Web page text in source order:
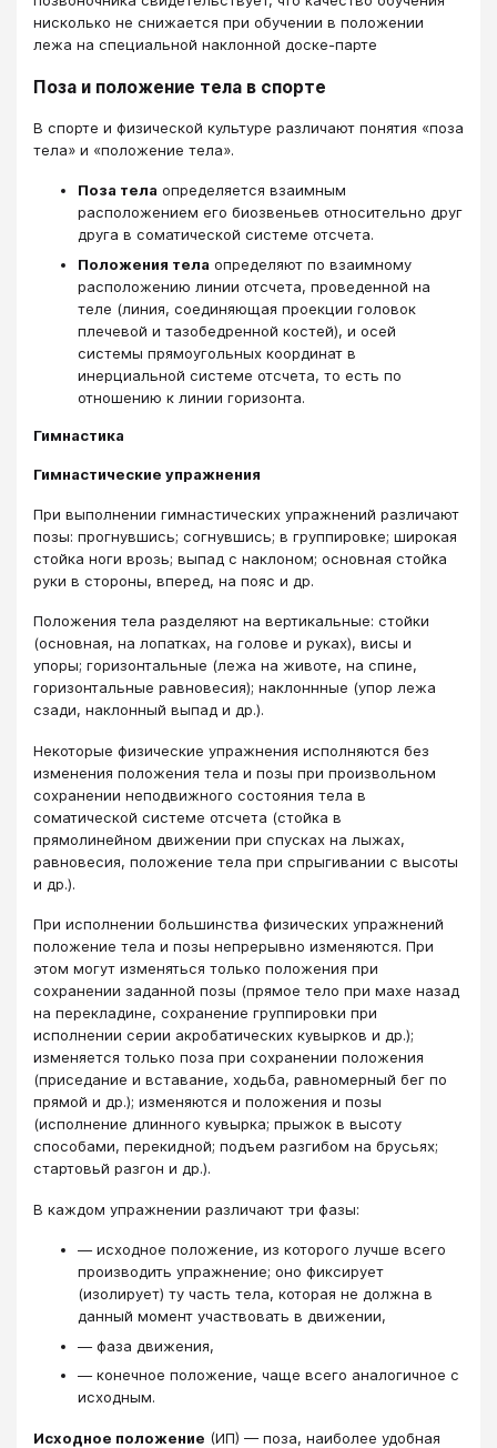
нисколько не снижается при обучении в положении
лежа на специальной наклонной доске-парте
Поза и положение тела в спорте
В спорте и физической культуре различают понятия «поза
тела» и «положение тела».
Поза тела определяется взаимным
расположением его биозвеньев относительно друг
друга в соматической системе отсчета.
Положения тела определяют по взаимному
расположению линии отсчета, проведенной на
теле (линия, соединяющая проекции головок
плечевой и тазобедренной костей), и осей
системы прямоугольных координат в
инерциальной системе отсчета, то есть по
отношению к линии горизонта.
Гимнастика
Гимнастические упражнения
При выполнении гимнастических упражнений различают
позы: прогнувшись; согнувшись; в группировке; широкая
стойка ноги врозь; выпад с наклоном; основная стойка
руки в стороны, вперед, на пояс и др.
Положения тела разделяют на вертикальные: стойки
(основная, на лопатках, на голове и руках), висы и
упоры; горизонтальные (лежа на животе, на спине,
горизонтальные равновесия); наклоннные (упор лежа
сзади, наклонный выпад и др.).
Некоторые физические упражнения исполняются без
изменения положения тела и позы при произвольном
сохранении неподвижного состояния тела в
соматической системе отсчета (стойка в
прямолинейном движении при спусках на лыжах,
равновесия, положение тела при спрыгивании с высоты
и др.).
При исполнении большинства физических упражнений
положение тела и позы непрерывно изменяются. При
этом могут изменяться только положения при
сохранении заданной позы (прямое тело при махе назад
на перекладине, сохранение группировки при
исполнении серии акробатических кувырков и др.);
изменяется только поза при сохранении положения
(приседание и вставание, ходьба, равномерный бег по
прямой и др.); изменяются и положения и позы
(исполнение длинного кувырка; прыжок в высоту
способами, перекидной; подъем разгибом на брусьях;
стартовьй разгон и др.).
В каждом упражнении различают три фазы:
— исходное положение, из которого лучше всего
производить упражнение; оно фиксирует
(изолирует) ту часть тела, которая не должна в
данный момент участвовать в движении,
— фаза движения,
— конечное положение, чаще всего аналогичное с
исходным.
Исходное положение (ИП) — поза, наиболее удобная